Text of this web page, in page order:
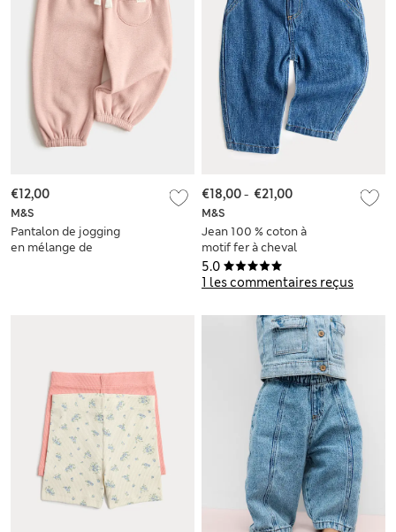
M&S
Pantalon de jogging
en mélange de
€12,00
5.0
1 les commentaires reçus
M&S
Jean 100 % coton à
motif fer à cheval
(jusqu’au 5 ans)
€18,00- €21,00